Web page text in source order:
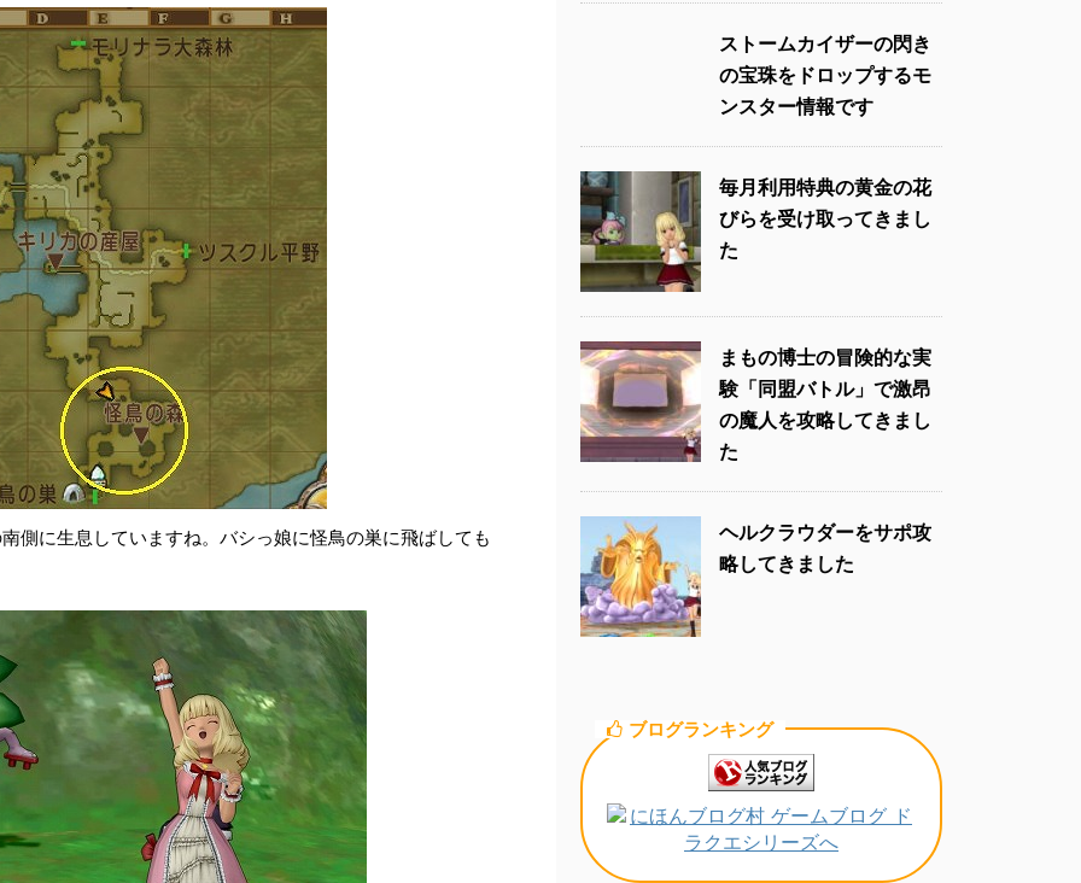
側に生息していますね。バシっ娘に怪鳥の巣に飛ばしても
ストームカイザーの閃き
の宝珠をドロップするモ
ンスター情報です
毎月利用特典の黄金の花
びらを受け取ってきまし
た
まもの博士の冒険的な実
験「同盟バトル」で激昂
の魔人を攻略してきまし
た
ヘルクラウダーをサポ攻
略してきました
ブログランキング